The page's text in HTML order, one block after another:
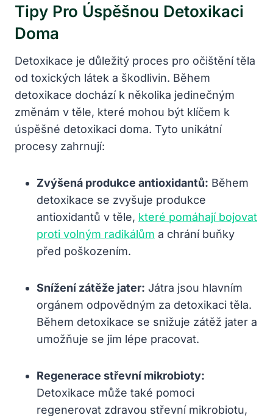
Tipy Pro Úspěšnou Detoxikaci
Doma
Detoxikace je důležitý proces pro očištění těla
od toxických látek a škodlivin. Během
detoxikace dochází k několika jedinečným
změnám v těle, které mohou být klíčem k
úspěšné detoxikaci doma. Tyto unikátní
procesy zahrnují:
Zvýšená produkce antioxidantů: Během
detoxikace se zvyšuje produkce
antioxidantů v těle, které pomáhají bojovat
proti volným radikálům a chrání buňky
před poškozením.
Snížení zátěže jater: Játra jsou hlavním
orgánem odpovědným za detoxikaci těla.
Během detoxikace se snižuje zátěž jater a
umožňuje se jim lépe pracovat.
Regenerace střevní mikrobioty:
Detoxikace může také pomoci
regenerovat zdravou střevní mikrobiotu,